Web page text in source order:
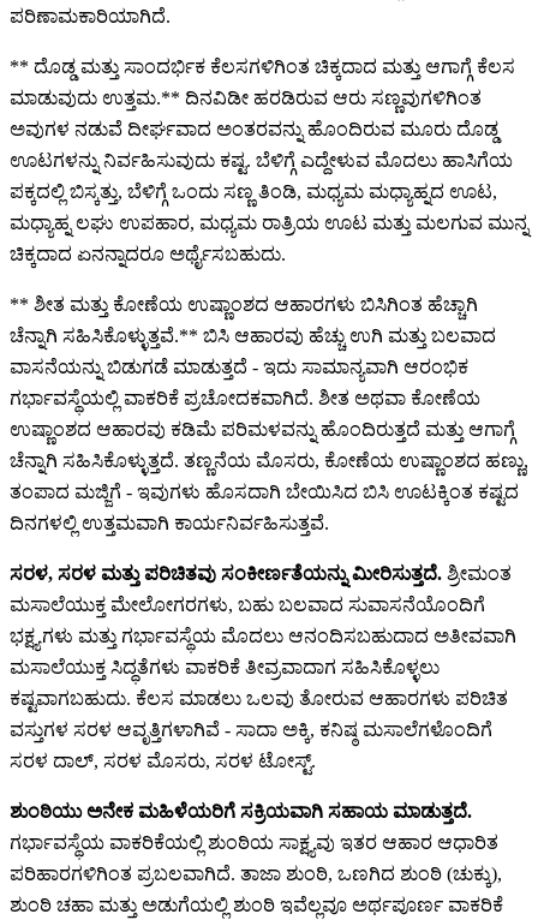
ಪರಿಣಾಮಕಾರಿಯಾಗಿದೆ.
** ದೊಡ್ಡ ಮತ್ತು ಸಾಂದರ್ಭಿಕ ಕೆಲಸಗಳಿಗಿಂತ ಚಿಕ್ಕದಾದ ಮತ್ತು ಆಗಾಗ್ಗೆ ಕೆಲಸ
ಮಾಡುವುದು ಉತ್ತಮ.** ದಿನವಿಡೀ ಹರಡಿರುವ ಆರು ಸಣ್ಣವುಗಳಿಗಿಂತ
ಅವುಗಳ ನಡುವೆ ದೀರ್ಘವಾದ ಅಂತರವನ್ನು ಹೊಂದಿರುವ ಮೂರು ದೊಡ್ಡ
ಊಟಗಳನ್ನು ನಿರ್ವಹಿಸುವುದು ಕಷ್ಟ. ಬೆಳಿಗ್ಗೆ ಎದ್ದೇಳುವ ಮೊದಲು ಹಾಸಿಗೆಯ
ಪಕ್ಕದಲ್ಲಿ ಬಿಸ್ಕತ್ತು, ಬೆಳಿಗ್ಗೆ ಒಂದು ಸಣ್ಣ ತಿಂಡಿ, ಮಧ್ಯಮ ಮಧ್ಯಾಹ್ನದ ಊಟ,
ಮಧ್ಯಾಹ್ನ ಲಘು ಉಪಹಾರ, ಮಧ್ಯಮ ರಾತ್ರಿಯ ಊಟ ಮತ್ತು ಮಲಗುವ ಮುನ್ನ
ಚಿಕ್ಕದಾದ ಏನನ್ನಾದರೂ ಅರ್ಥೈಸಬಹುದು.
** ಶೀತ ಮತ್ತು ಕೋಣೆಯ ಉಷ್ಣಾಂಶದ ಆಹಾರಗಳು ಬಿಸಿಗಿಂತ ಹೆಚ್ಚಾಗಿ
ಚೆನ್ನಾಗಿ ಸಹಿಸಿಕೊಳ್ಳುತ್ತವೆ.** ಬಿಸಿ ಆಹಾರವು ಹೆಚ್ಚು ಉಗಿ ಮತ್ತು ಬಲವಾದ
ವಾಸನೆಯನ್ನು ಬಿಡುಗಡೆ ಮಾಡುತ್ತದೆ - ಇದು ಸಾಮಾನ್ಯವಾಗಿ ಆರಂಭಿಕ
ಗರ್ಭಾವಸ್ಥೆಯಲ್ಲಿ ವಾಕರಿಕೆ ಪ್ರಚೋದಕವಾಗಿದೆ. ಶೀತ ಅಥವಾ ಕೋಣೆಯ
ಉಷ್ಣಾಂಶದ ಆಹಾರವು ಕಡಿಮೆ ಪರಿಮಳವನ್ನು ಹೊಂದಿರುತ್ತದೆ ಮತ್ತು ಆಗಾಗ್ಗೆ
ಚೆನ್ನಾಗಿ ಸಹಿಸಿಕೊಳ್ಳುತ್ತದೆ. ತಣ್ಣನೆಯ ಮೊಸರು, ಕೋಣೆಯ ಉಷ್ಣಾಂಶದ ಹಣ್ಣು,
ತಂಪಾದ ಮಜ್ಜಿಗೆ - ಇವುಗಳು ಹೊಸದಾಗಿ ಬೇಯಿಸಿದ ಬಿಸಿ ಊಟಕ್ಕಿಂತ ಕಷ್ಟದ
ದಿನಗಳಲ್ಲಿ ಉತ್ತಮವಾಗಿ ಕಾರ್ಯನಿರ್ವಹಿಸುತ್ತವೆ.
ಸರಳ, ಸರಳ ಮತ್ತು ಪರಿಚಿತವು ಸಂಕೀರ್ಣತೆಯನ್ನು ಮೀರಿಸುತ್ತದೆ. ಶ್ರೀಮಂತ
ಮಸಾಲೆಯುಕ್ತ ಮೇಲೋಗರಗಳು, ಬಹು ಬಲವಾದ ಸುವಾಸನೆಯೊಂದಿಗೆ
ಭಕ್ಷ್ಯಗಳು ಮತ್ತು ಗರ್ಭಾವಸ್ಥೆಯ ಮೊದಲು ಆನಂದಿಸಬಹುದಾದ ಅತೀವವಾಗಿ
ಮಸಾಲೆಯುಕ್ತ ಸಿದ್ಧತೆಗಳು ವಾಕರಿಕೆ ತೀವ್ರವಾದಾಗ ಸಹಿಸಿಕೊಳ್ಳಲು
ಕಷ್ಟವಾಗಬಹುದು. ಕೆಲಸ ಮಾಡಲು ಒಲವು ತೋರುವ ಆಹಾರಗಳು ಪರಿಚಿತ
ವಸ್ತುಗಳ ಸರಳ ಆವೃತ್ತಿಗಳಾಗಿವೆ - ಸಾದಾ ಅಕ್ಕಿ, ಕನಿಷ್ಠ ಮಸಾಲೆಗಳೊಂದಿಗೆ
ಸರಳ ದಾಲ್, ಸರಳ ಮೊಸರು, ಸರಳ ಟೋಸ್ಟ್.
ಶುಂಠಿಯು ಅನೇಕ ಮಹಿಳೆಯರಿಗೆ ಸಕ್ರಿಯವಾಗಿ ಸಹಾಯ ಮಾಡುತ್ತದೆ.
ಗರ್ಭಾವಸ್ಥೆಯ ವಾಕರಿಕೆಯಲ್ಲಿ ಶುಂಠಿಯ ಸಾಕ್ಷ್ಯವು ಇತರ ಆಹಾರ ಆಧಾರಿತ
ಪರಿಹಾರಗಳಿಗಿಂತ ಪ್ರಬಲವಾಗಿದೆ. ತಾಜಾ ಶುಂಠಿ, ಒಣಗಿದ ಶುಂಠಿ (ಚುಕ್ಕು),
ಶುಂಠಿ ಚಹಾ ಮತ್ತು ಅಡುಗೆಯಲ್ಲಿ ಶುಂಠಿ ಇವೆಲ್ಲವೂ ಅರ್ಥಪೂರ್ಣ ವಾಕರಿಕೆ